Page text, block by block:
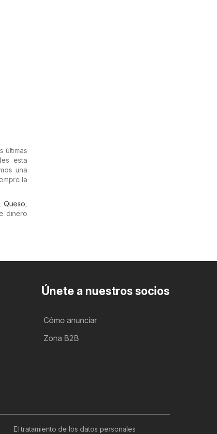
últimas
esta
una
la
,Queso,
dinero
Únete a nuestros socios
Cómo anunciar
Zona B2B
El tratamiento de los datos personales